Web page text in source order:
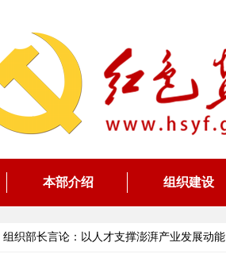
本部介绍 组织建设
组织部长言论：以人才支撑澎湃产业发展动能